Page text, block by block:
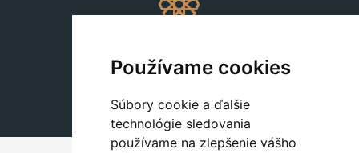
Používame cookies
Súbory cookie a ďalšie
technológie sledovania
používame na zlepšenie vášho
+420 311 604 182
dekorace@autronic.cz